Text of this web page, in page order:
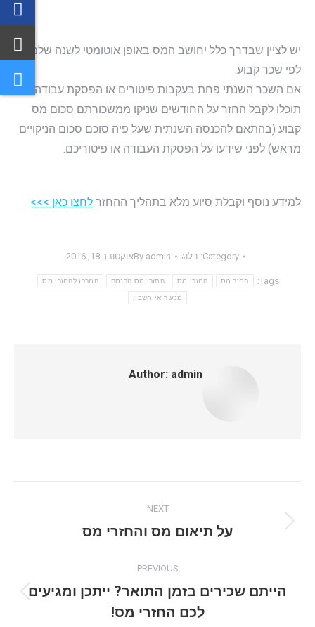
יש לציין שבדרך כלל יחושב המס באופן אוטומטי לשנה שלמה
לפי שכר קבוע.
אם השכר השנתי פחת בעקבות פיטורים או הפסקת עבודה
תוכלו לקבל החזר על החודשים שניקו ממשכורתם סכום מס
קבוע (בהתאם להכנסה השנתית שעל פיה סוכם סכום הניקויים
מראש) לפני שידעו על הפסקת העבודה או פיטוריכם.
למידע נוסף וקבלת סיוע מלא בתהליך ההחזר לחצו כאן >>>
Category: בלוג By admin אוקטובר 18, 2016
Tags: החזר מס החזרי מס החזרי מס הכנסה המרכז להחזרי מס
מנע רואי חשבון
Author: admin
navigation
PREVIOUS
Previous
post:
הייתם שכירים בזמן התואר? ייתכן ומגיעים
לכם החזרי מס!
NEXT
Next
על תיאום מס והחזרי מס